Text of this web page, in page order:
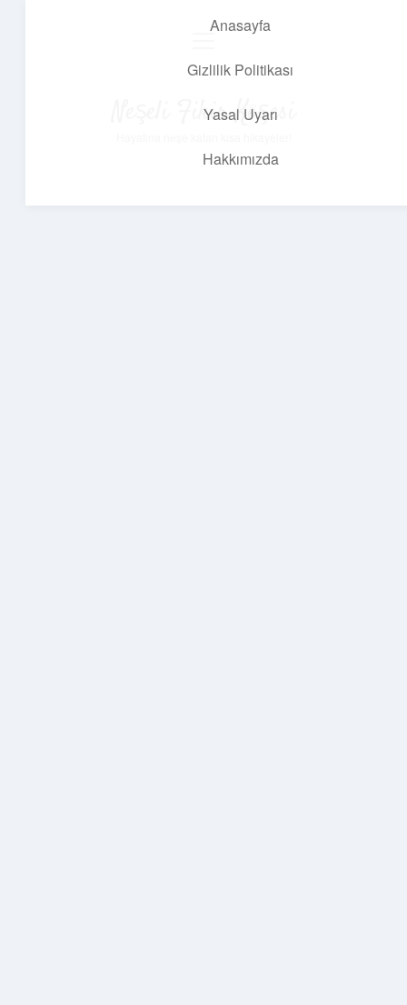
Anasayfa
Gizlilik Politikası
Yasal Uyarı
Hakkımızda
Neşeli Fikir Köşesi